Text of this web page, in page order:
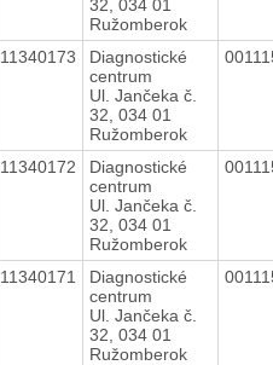
32, 034 01
Ružomberok
11340173
Diagnostické
centrum
Ul. Jančeka č.
32, 034 01
Ružomberok
11340172
Diagnostické
centrum
Ul. Jančeka č.
32, 034 01
Ružomberok
11340171
Diagnostické
centrum
Ul. Jančeka č.
32, 034 01
Ružomberok